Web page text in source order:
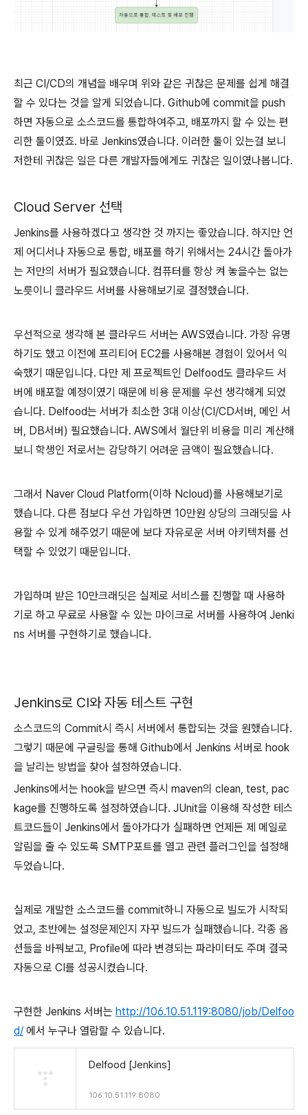
최근 CI/CD의 개념을 배우며 위와 같은 귀찮은 문제를 쉽게 해결
할 수 있다는 것을 알게 되었습니다. Github에 commit을 push
하면 자동으로 소스코드를 통합하여주고, 배포까지 할 수 있는 편
리한 툴이였죠. 바로 Jenkins였습니다. 이러한 툴이 있는걸 보니
저한테 귀찮은 일은 다른 개발자들에게도 귀찮은 일이였나봅니다.
Cloud Server 선택
Jenkins를 사용하겠다고 생각한 것 까지는 좋았습니다. 하지만 언
제 어디서나 자동으로 통합, 배포를 하기 위해서는 24시간 돌아가
는 저만의 서버가 필요했습니다. 컴퓨터를 항상 켜 놓을수는 없는
노릇이니 클라우드 서버를 사용해보기로 결정했습니다.
우선적으로 생각해 본 클라우드 서버는 AWS였습니다. 가장 유명
하기도 했고 이전에 프리티어 EC2를 사용해본 경험이 있어서 익
숙했기 때문입니다. 다만 제 프로젝트인 Delfood도 클라우드 서
버에 배포할 예정이였기 때문에 비용 문제를 우선 생각해게 되었
습니다. Delfood는 서버가 최소한 3대 이상(CI/CD서버, 메인 서
버, DB서버) 필요했습니다. AWS에서 월단위 비용을 미리 계산해
보니 학생인 저로서는 감당하기 어려운 금액이 필요했습니다.
그래서 Naver Cloud Platform(이하 Ncloud)를 사용해보기로
했습니다. 다른 점보다 우선 가입하면 10만원 상당의 크래딧을 사
용할 수 있게 해주었기 때문에 보다 자유로운 서버 아키텍처를 선
택할 수 있었기 때문입니다.
가입하며 받은 10만크래딧은 실제로 서비스를 진행할 때 사용하
기로 하고 무료로 사용할 수 있는 마이크로 서버를 사용하여 Jenki
ns 서버를 구현하기로 했습니다.
Jenkins로 CI와 자동 테스트 구현
소스코드의 Commit시 즉시 서버에서 통합되는 것을 원했습니다.
그렇기 때문에 구글링을 통해 Github에서 Jenkins 서버로 hook
을 날리는 방법을 찾아 설정하였습니다.
Jenkins에서는 hook을 받으면 즉시 maven의 clean, test, pac
kage를 진행하도록 설정하였습니다. JUnit을 이용해 작성한 테스
트코드들이 Jenkins에서 돌아가다가 실패하면 언제든 제 메일로
알림을 줄 수 있도록 SMTP포트를 열고 관련 플러그인을 설정해
두었습니다.
실제로 개발한 소스코드를 commit하니 자동으로 빌도가 시작되
었고, 초반에는 설정문제인지 자꾸 빌드가 실패했습니다. 각종 옵
션들을 바꿔보고, Profile에 따라 변경되는 파라미터도 주며 결국
자동으로 CI를 성공시켰습니다.
구현한 Jenkins 서버는 http://106.10.51.119:8080/job/Delfoo
d/ 에서 누구나 열람할 수 있습니다.
Delfood [Jenkins]
106.10.51.119:8080